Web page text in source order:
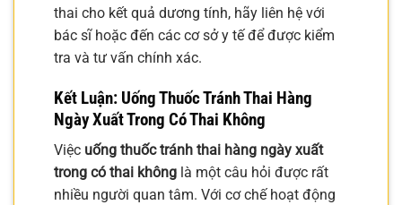
thai cho kết quả dương tính, hãy liên hệ với
bác sĩ hoặc đến các cơ sở y tế để được kiểm
tra và tư vấn chính xác.
Kết Luận: Uống Thuốc Tránh Thai Hàng
Ngày Xuất Trong Có Thai Không
Việc uống thuốc tránh thai hàng ngày xuất
trong có thai không là một câu hỏi được rất
nhiều người quan tâm. Với cơ chế hoạt động